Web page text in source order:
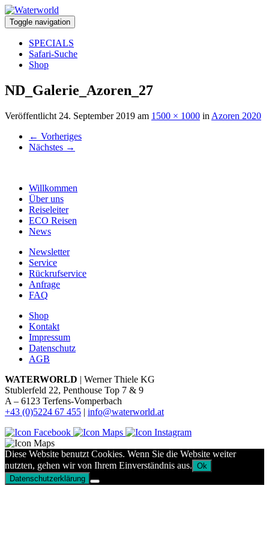
Toggle navigation
SPECIALS
Safari-Suche
Shop
ND_Galerie_Azoren_27
Veröffentlicht 24. September 2019 am 1500 × 1000 in Azoren 2020
← Vorheriges
Nächstes →
Willkommen
Über uns
Reiseleiter
ECO Reisen
News
Newsletter
Service
Rückrufservice
Anfrage
FAQ
Shop
Kontakt
Impressum
Datenschutz
AGB
WATERWORLD | Werner Thiele KG
Stublerfeld 22, Penthouse Top 7 & 9
A – 6123 Terfens-Vomperbach
+43 (0)5224 67 455 | info@waterworld.at
Diese Website benutzt Cookies. Wenn Sie die Website weiter
nutzten, gehen wir von Ihrem Einverständnis aus. Ok
Datenschutzerklärung